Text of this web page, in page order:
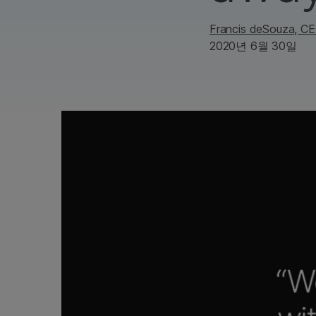
Francis deSouza,
2020년 6월 30일